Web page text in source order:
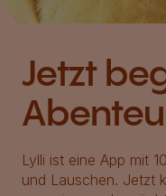
Jetzt
Lylli ist eine App mit
und Lauschen. Jetzt